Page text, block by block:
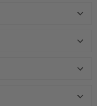



